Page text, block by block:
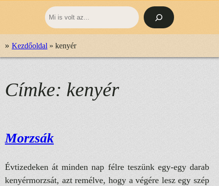
Keresés
» Kezdőoldal » kenyér
Címke: kenyér
Morzsák
Évtizedeken át minden nap félre teszünk egy-egy darab
kenyérmorzsát, azt remélve, hogy a végére lesz egy szép